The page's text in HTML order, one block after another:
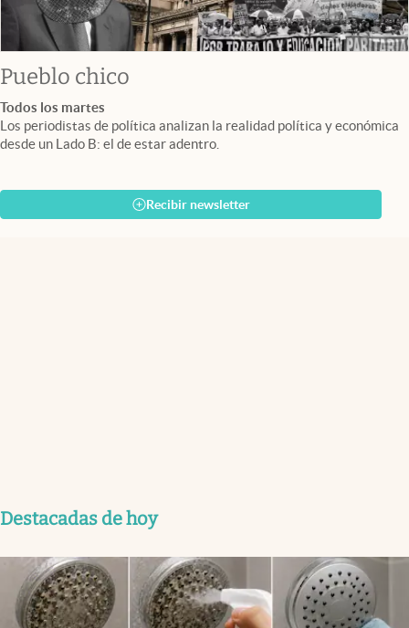
Pueblo chico
Todos los martes
Los periodistas de política analizan la realidad política y económica
desde un Lado B: el de estar adentro.
Recibir newsletter
Destacadas de hoy